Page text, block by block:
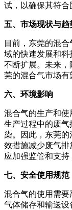
试，以确保其符合
五、市场现状与趋
目前，东莞的混
域的快速发展和
不断扩展。未来
莞的混合气市场有
六、环境影响
混合气的生产和使
生产过程中的废
染。因此，东莞
效措施减少废气
应加强监管和支持
七、安全使用规范
混合气的使用需
气体储存和输送